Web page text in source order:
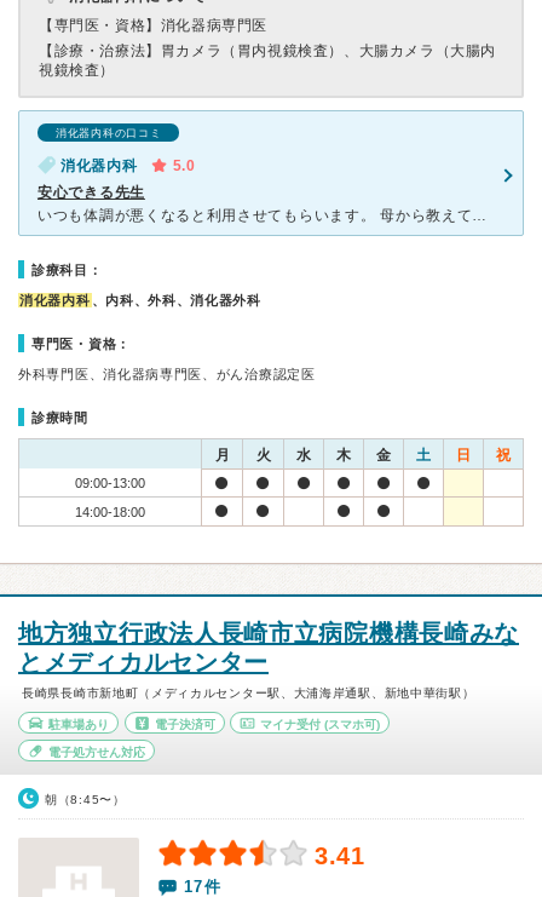
【専門医・資格】 消化器病専門医
【診療・治療法】 胃カメラ（胃内視鏡検査）、大腸カメラ（大腸内
視鏡検査）
消化器内科の口コミ
消化器内科
5.0
安心できる先生
いつも体調が悪くなると利用させてもらいます。 母から教えてもらい、慢性胃炎で胃カメラをしたのですが、初めてですごくドキドキしてたのですが鼻からで楽に受けることができました。 先生もとても優しくて安
診療科目：
消化器内科 、内科、外科、消化器外科
専門医・資格：
外科専門医、消化器病専門医、がん治療認定医
診療時間
月 火 水 木 金 土 日 祝
09:00-13:00
14:00-18:00
地方独立行政法人長崎市立病院機構長崎みな
とメディカルセンター
長崎県長崎市新地町（メディカルセンター駅、大浦海岸通駅、新地中華街駅）
駐車場あり 電子決済可 マイナ受付 (スマホ可)
電子処方せん対応
朝（8:45〜）
3.41
17件